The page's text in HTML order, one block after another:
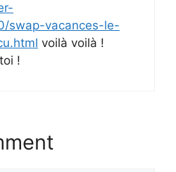
swap-vacances-le-
voilà voilà !
!